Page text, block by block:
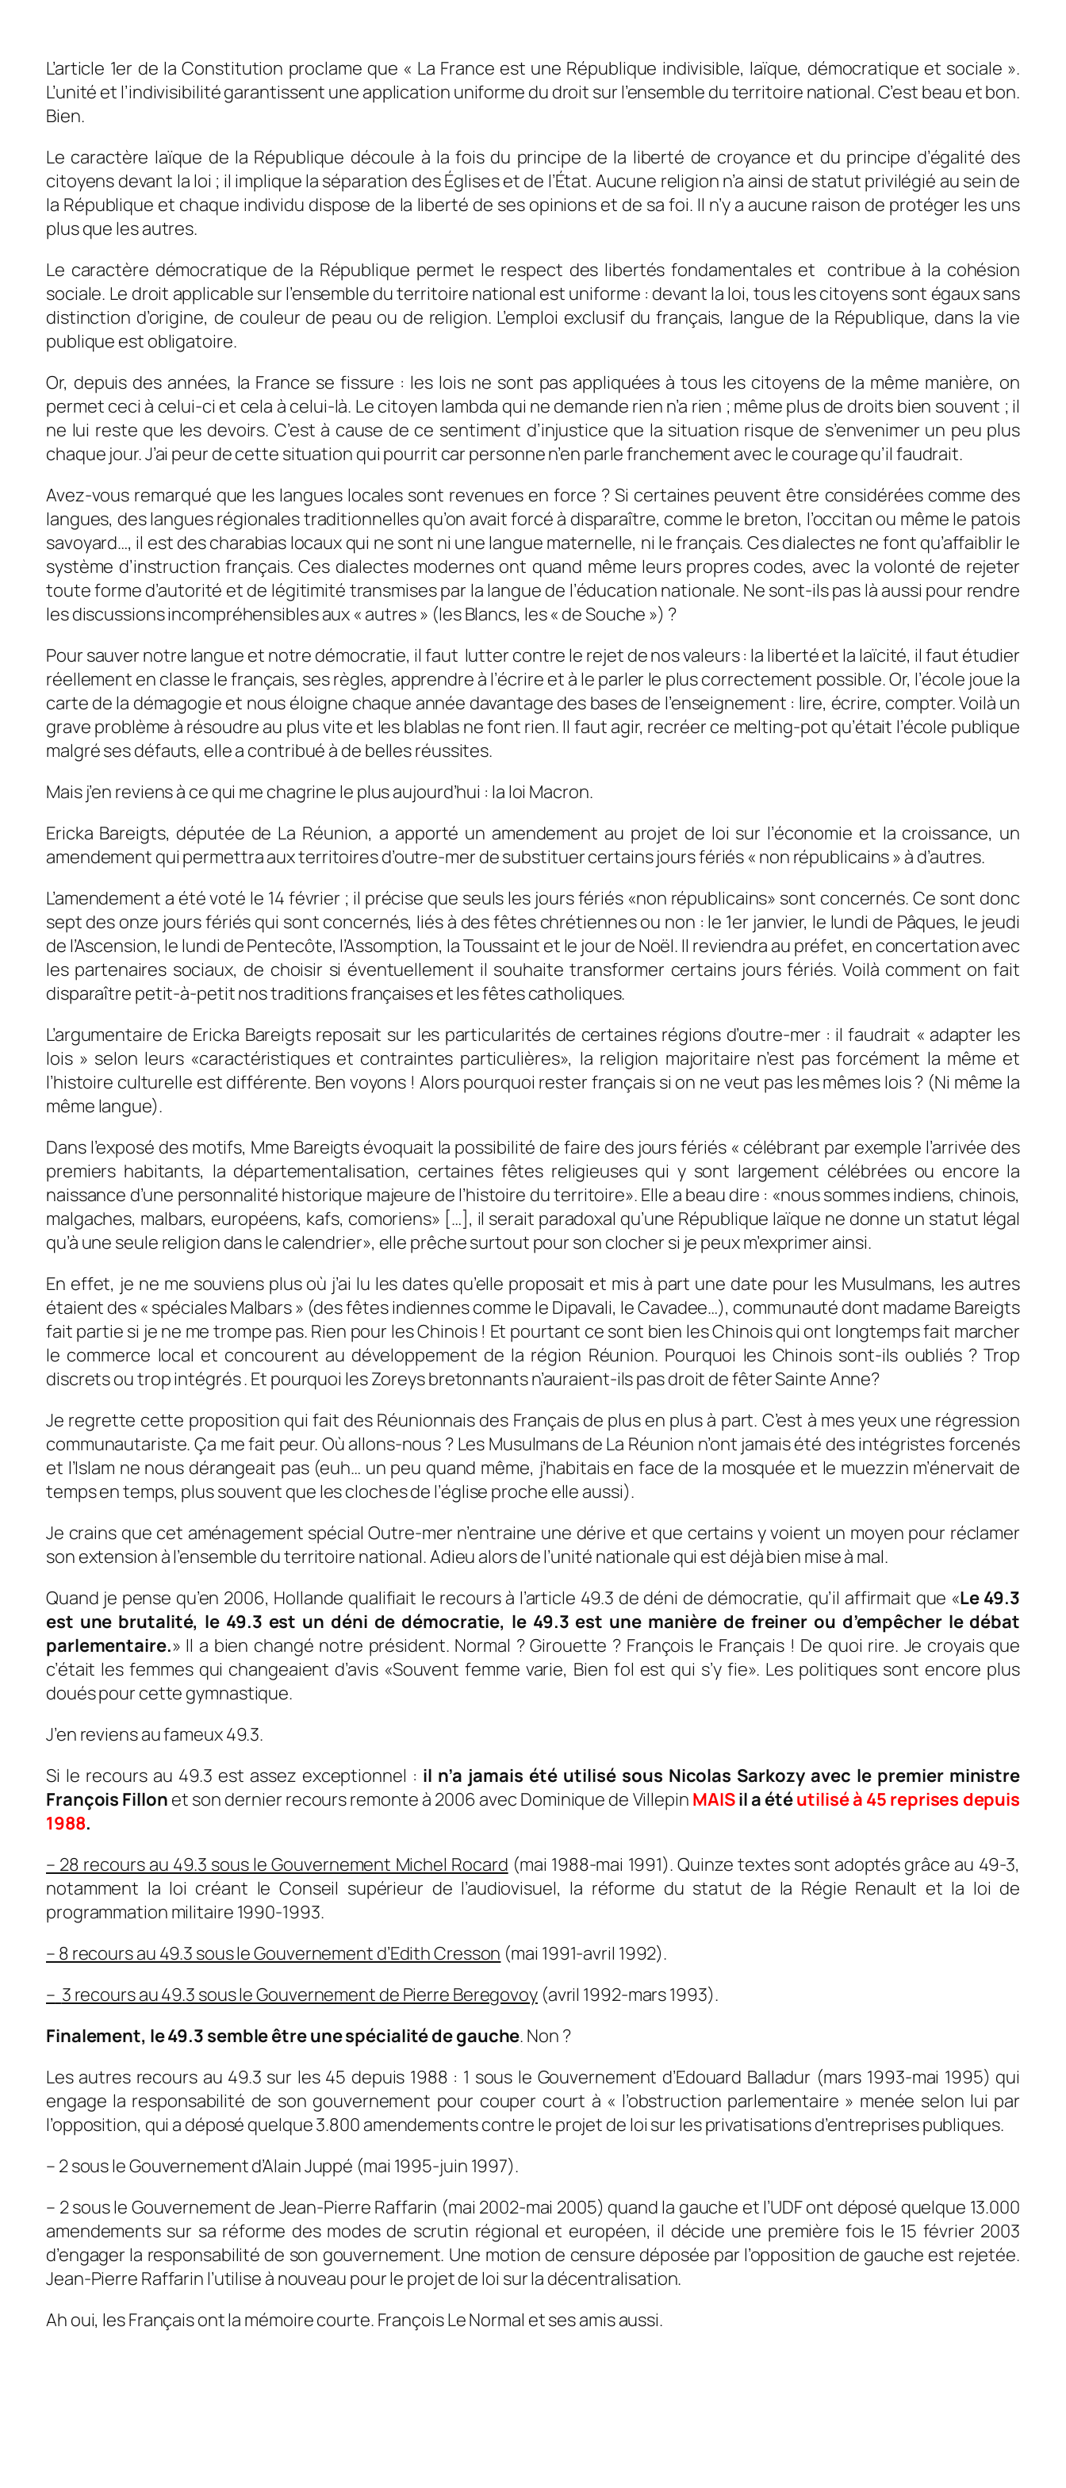
L’article 1er de la Constitution proclame que « La France est une République indivisible, laïque, démocratique et sociale ».
L’unité et l’indivisibilité garantissent une application uniforme du droit sur l’ensemble du territoire national. C’est beau et bon.
Bien.
Le caractère laïque de la République découle à la fois du principe de la liberté de croyance et du principe d’égalité des
citoyens devant la loi ; il implique la séparation des Églises et de l’État. Aucune religion n’a ainsi de statut privilégié au sein de
la République et chaque individu dispose de la liberté de ses opinions et de sa foi. Il n’y a aucune raison de protéger les uns
plus que les autres.
Le caractère démocratique de la République permet le respect des libertés fondamentales et contribue à la cohésion
sociale. Le droit applicable sur l’ensemble du territoire national est uniforme : devant la loi, tous les citoyens sont égaux sans
distinction d’origine, de couleur de peau ou de religion. L’emploi exclusif du français, langue de la République, dans la vie
publique est obligatoire.
Or, depuis des années, la France se fissure : les lois ne sont pas appliquées à tous les citoyens de la même manière, on
permet ceci à celui-ci et cela à celui-là. Le citoyen lambda qui ne demande rien n’a rien ; même plus de droits bien souvent ; il
ne lui reste que les devoirs. C’est à cause de ce sentiment d’injustice que la situation risque de s’envenimer un peu plus
chaque jour. J’ai peur de cette situation qui pourrit car personne n’en parle franchement avec le courage qu’il faudrait.
Avez-vous remarqué que les langues locales sont revenues en force ? Si certaines peuvent être considérées comme des
langues, des langues régionales traditionnelles qu’on avait forcé à disparaître, comme le breton, l’occitan ou même le patois
savoyard…, il est des charabias locaux qui ne sont ni une langue maternelle, ni le français. Ces dialectes ne font qu’affaiblir le
système d’instruction français. Ces dialectes modernes ont quand même leurs propres codes, avec la volonté de rejeter
toute forme d’autorité et de légitimité transmises par la langue de l’éducation nationale. Ne sont-ils pas là aussi pour rendre
les discussions incompréhensibles aux « autres » (les Blancs, les « de Souche ») ?
Pour sauver notre langue et notre démocratie, il faut lutter contre le rejet de nos valeurs : la liberté et la laïcité, il faut étudier
réellement en classe le français, ses règles, apprendre à l’écrire et à le parler le plus correctement possible. Or, l’école joue la
carte de la démagogie et nous éloigne chaque année davantage des bases de l’enseignement : lire, écrire, compter. Voilà un
grave problème à résoudre au plus vite et les blablas ne font rien. Il faut agir, recréer ce melting-pot qu’était l’école publique
malgré ses défauts, elle a contribué à de belles réussites.
Mais j’en reviens à ce qui me chagrine le plus aujourd’hui : la loi Macron.
Ericka Bareigts, députée de La Réunion, a apporté un amendement au projet de loi sur l’économie et la croissance, un
amendement qui permettra aux territoires d’outre-mer de substituer certains jours fériés « non républicains » à d’autres.
L’amendement a été voté le 14 février ; il précise que seuls les jours fériés «non républicains» sont concernés. Ce sont donc
sept des onze jours fériés qui sont concernés, liés à des fêtes chrétiennes ou non : le 1er janvier, le lundi de Pâques, le jeudi
de l’Ascension, le lundi de Pentecôte, l’Assomption, la Toussaint et le jour de Noël. Il reviendra au préfet, en concertation avec
les partenaires sociaux, de choisir si éventuellement il souhaite transformer certains jours fériés. Voilà comment on fait
disparaître petit-à-petit nos traditions françaises et les fêtes catholiques.
L’argumentaire de Ericka Bareigts reposait sur les particularités de certaines régions d’outre-mer : il faudrait « adapter les
lois » selon leurs «caractéristiques et contraintes particulières», la religion majoritaire n’est pas forcément la même et
l’histoire culturelle est différente. Ben voyons ! Alors pourquoi rester français si on ne veut pas les mêmes lois ? (Ni même la
même langue).
Dans l’exposé des motifs, Mme Bareigts évoquait la possibilité de faire des jours fériés « célébrant par exemple l’arrivée des
premiers habitants, la départementalisation, certaines fêtes religieuses qui y sont largement célébrées ou encore la
naissance d’une personnalité historique majeure de l’histoire du territoire». Elle a beau dire : «nous sommes indiens, chinois,
malgaches, malbars, européens, kafs, comoriens» […], il serait paradoxal qu’une République laïque ne donne un statut légal
qu’à une seule religion dans le calendrier», elle prêche surtout pour son clocher si je peux m’exprimer ainsi.
En effet, je ne me souviens plus où j’ai lu les dates qu’elle proposait et mis à part une date pour les Musulmans, les autres
étaient des « spéciales Malbars » (des fêtes indiennes comme le Dipavali, le Cavadee…), communauté dont madame Bareigts
fait partie si je ne me trompe pas. Rien pour les Chinois ! Et pourtant ce sont bien les Chinois qui ont longtemps fait marcher
le commerce local et concourent au développement de la région Réunion. Pourquoi les Chinois sont-ils oubliés ? Trop
discrets ou trop intégrés . Et pourquoi les Zoreys bretonnants n’auraient-ils pas droit de fêter Sainte Anne?
Je regrette cette proposition qui fait des Réunionnais des Français de plus en plus à part. C’est à mes yeux une régression
communautariste. Ça me fait peur. Où allons-nous ? Les Musulmans de La Réunion n’ont jamais été des intégristes forcenés
et l’Islam ne nous dérangeait pas (euh… un peu quand même, j’habitais en face de la mosquée et le muezzin m’énervait de
temps en temps, plus souvent que les cloches de l’église proche elle aussi).
Je crains que cet aménagement spécial Outre-mer n’entraine une dérive et que certains y voient un moyen pour réclamer
son extension à l’ensemble du territoire national. Adieu alors de l’unité nationale qui est déjà bien mise à mal.
Quand je pense qu’en 2006, Hollande qualifiait le recours à l’article 49.3 de déni de démocratie, qu’il affirmait que «Le 49.3
est une brutalité, le 49.3 est un déni de démocratie, le 49.3 est une manière de freiner ou d’empêcher le débat
parlementaire.» Il a bien changé notre président. Normal ? Girouette ? François le Français ! De quoi rire. Je croyais que
c’était les femmes qui changeaient d’avis «Souvent femme varie, Bien fol est qui s’y fie». Les politiques sont encore plus
doués pour cette gymnastique.
J’en reviens au fameux 49.3.
Si le recours au 49.3 est assez exceptionnel : il n’a jamais été utilisé sous Nicolas Sarkozy avec le premier ministre
François Fillon et son dernier recours remonte à 2006 avec Dominique de Villepin MAISil a étéutilisé à 45 reprises depuis
1988.
– 28 recours au 49.3 sous le Gouvernement Michel Rocard (mai 1988-mai 1991). Quinze textes sont adoptés grâce au 49-3,
notamment la loi créant le Conseil supérieur de l’audiovisuel, la réforme du statut de la Régie Renault et la loi de
programmation militaire 1990-1993.
– 8 recours au 49.3 sous le Gouvernement d’Edith Cresson (mai 1991-avril 1992).
– 3 recours au 49.3 sous le Gouvernement de Pierre Beregovoy(avril 1992-mars 1993).
Finalement, le 49.3 semble être une spécialité de gauche. Non ?
Les autres recours au 49.3 sur les 45 depuis 1988 : 1 sous le Gouvernement d’Edouard Balladur (mars 1993-mai 1995) qui
engage la responsabilité de son gouvernement pour couper court à « l’obstruction parlementaire » menée selon lui par
l’opposition, qui a déposé quelque 3.800 amendements contre le projet de loi sur les privatisations d’entreprises publiques.
– 2 sous le Gouvernement d’Alain Juppé (mai 1995-juin 1997).
– 2 sous le Gouvernement de Jean-Pierre Raffarin (mai 2002-mai 2005) quand la gauche et l’UDF ont déposé quelque 13.000
amendements sur sa réforme des modes de scrutin régional et européen, il décide une première fois le 15 février 2003
d’engager la responsabilité de son gouvernement. Une motion de censure déposée par l’opposition de gauche est rejetée.
Jean-Pierre Raffarin l’utilise à nouveau pour le projet de loi sur la décentralisation.
Ah oui, les Français ont la mémoire courte. François Le Normal et ses amis aussi.